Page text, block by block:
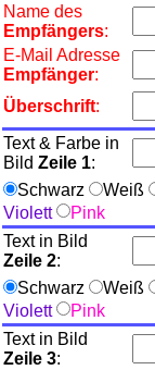
Name des
Empfängers:
E-Mail Adresse
Empfänger:
Überschrift:
Text & Farbe in
Bild Zeile 1:
Schwarz
Weiß
Violett
Pink
Text in Bild
Zeile 2:
Schwarz
Weiß
Violett
Pink
Text in Bild
Zeile 3: